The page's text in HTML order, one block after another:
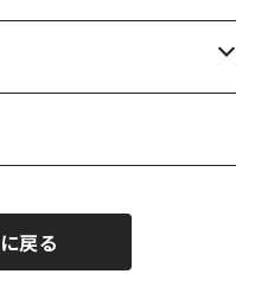
日本人作家）
戻る